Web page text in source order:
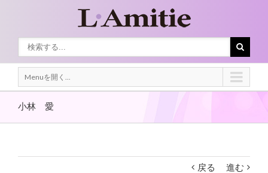
Menuを開く...
小林 愛
戻る 進む